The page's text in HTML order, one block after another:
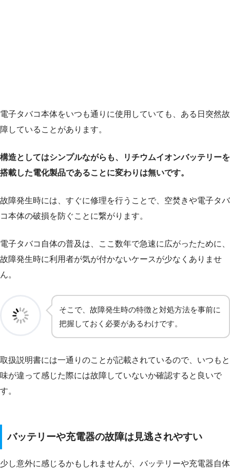
電子タバコ本体をいつも通りに使用していても、ある日突然故
障していることがあります。
構造としてはシンプルながらも、リチウムイオンバッテリーを
搭載した電化製品であることに変わりは無いです。
故障発生時には、すぐに修理を行うことで、空焚きや電子タバ
コ本体の破損を防ぐことに繋がります。
電子タバコ自体の普及は、ここ数年で急速に広がったために、
故障発生時に利用者が気が付かないケースが少なくありませ
ん。
そこで、故障発生時の特徴と対処方法を事前に
把握しておく必要があるわけです。
取扱説明書には一通りのことが記載されているので、いつもと
味が違って感じた際には故障していないか確認すると良いで
す。
バッテリーや充電器の故障は見逃されやすい
少し意外に感じるかもしれませんが、バッテリーや充電器自体